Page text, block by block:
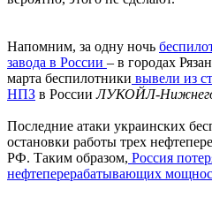
Напомним, за одну ночь
завода в России – в городах
марта беспилотники вывели из
НПЗ в РоссииЛУКОЙЛ-
Последние атаки украинских
остановки работы трех
РФ. Таким образом, Россия
нефтеперерабатывающих